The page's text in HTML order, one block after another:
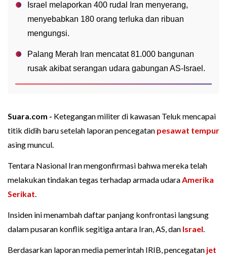
Israel melaporkan 400 rudal Iran menyerang,
menyebabkan 180 orang terluka dan ribuan
mengungsi.
Palang Merah Iran mencatat 81.000 bangunan
rusak akibat serangan udara gabungan AS-Israel.
Suara.com - Ketegangan militer di kawasan Teluk mencapai
titik didih baru setelah laporan pencegatan pesawat tempur
asing muncul.
Tentara Nasional Iran mengonfirmasi bahwa mereka telah
melakukan tindakan tegas terhadap armada udaraAmerika
Serikat.
Insiden ini menambah daftar panjang konfrontasi langsung
dalam pusaran konflik segitiga antara Iran, AS, dan Israel.
Berdasarkan laporan media pemerintah IRIB, pencegatan jet